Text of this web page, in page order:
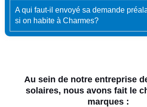
A qui faut-il envoyé sa demande
si on habite à Charmes?
Au sein de notre entreprise
solaires, nous avons fait le
marques :